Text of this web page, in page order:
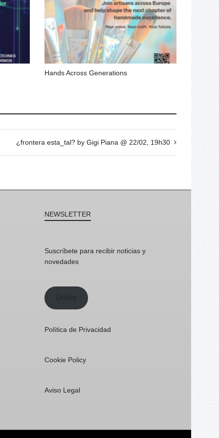
Hands Across Generations
¿frontera esta_tal? by Gigi Piana @ 22/02, 19h30
NEWSLETTER
Suscríbete para recibir noticias y
novedades
Únete
Política de Privacidad
Cookie Policy
Aviso Legal